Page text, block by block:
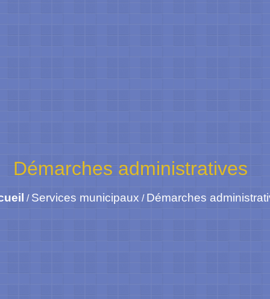
Démarches administratives
/ Services municipaux / Démarches